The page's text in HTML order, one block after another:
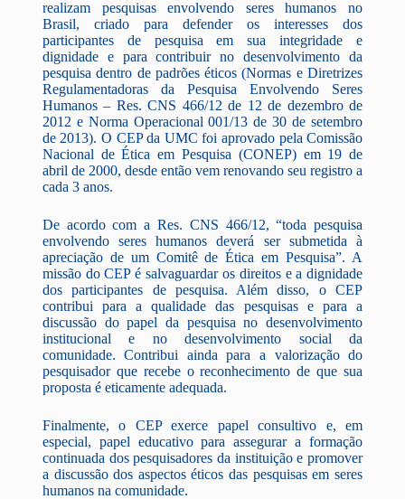
realizam pesquisas envolvendo seres humanos no
Brasil, criado para defender os interesses dos
participantes de pesquisa em sua integridade e
dignidade e para contribuir no desenvolvimento da
pesquisa dentro de padrões éticos (Normas e Diretrizes
Regulamentadoras da Pesquisa Envolvendo Seres
Humanos – Res. CNS 466/12 de 12 de dezembro de
2012 e Norma Operacional 001/13 de 30 de setembro
de 2013). O CEP da UMC foi aprovado pela Comissão
Nacional de Ética em Pesquisa (CONEP) em 19 de
abril de 2000, desde então vem renovando seu registro a
cada 3 anos.
De acordo com a Res. CNS 466/12, “toda pesquisa
envolvendo seres humanos deverá ser submetida à
apreciação de um Comitê de Ética em Pesquisa”. A
missão do CEP é salvaguardar os direitos e a dignidade
dos participantes de pesquisa. Além disso, o CEP
contribui para a qualidade das pesquisas e para a
discussão do papel da pesquisa no desenvolvimento
institucional e no desenvolvimento social da
comunidade. Contribui ainda para a valorização do
pesquisador que recebe o reconhecimento de que sua
proposta é eticamente adequada.
Finalmente, o CEP exerce papel consultivo e, em
especial, papel educativo para assegurar a formação
continuada dos pesquisadores da instituição e promover
a discussão dos aspectos éticos das pesquisas em seres
humanos na comunidade.